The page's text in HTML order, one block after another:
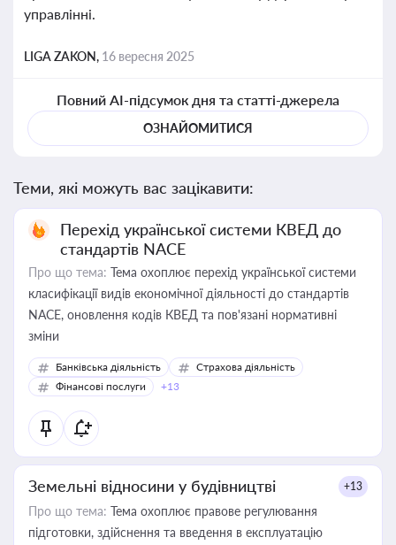
управлінні.
LIGA ZAKON, 16 вересня 2025
Повний AI-підсумок дня та статті-джерела
ОЗНАЙОМИТИСЯ
Теми, які можуть вас зацікавити:
Перехід української системи КВЕД до
стандартів NACE
Про що тема: Тема охоплює перехід української системи
класифікації видів економічної діяльності до стандартів
NACE, оновлення кодів КВЕД та пов'язані нормативні
зміни
Банківська діяльність
Страхова діяльність
Фінансові послуги
+13
Земельні відносини у будівництві +13
Про що тема: Тема охоплює правове регулювання
підготовки, здійснення та введення в експлуатацію